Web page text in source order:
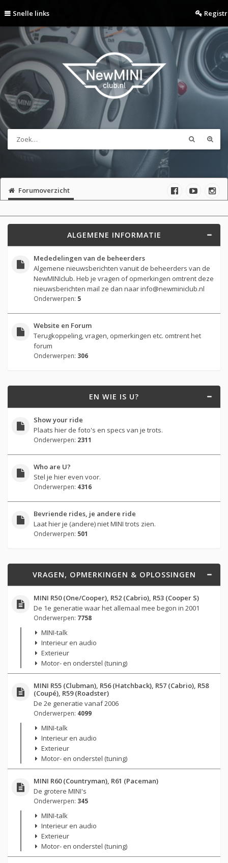
Snelle links
Forumoverzicht
ALGEMENE INFORMATIE
Mededelingen van de beheerders
Algemene nieuwsberichten vanuit de beheerders van de
NewMINIclub. Heb je vragen of opmerkingen omtrent deze
nieuwsberichten mail ze dan naarinfo@newminiclub.nl
Onderwerpen: 5
Website en Forum
Terugkoppeling, vragen, opmerkingen etc. omtrent het
forum
Onderwerpen: 306
EN WIE IS U?
Show your ride
Plaats hier de foto's en specs van je trots.
Onderwerpen: 2311
Who are U?
Stel je hier even voor.
Onderwerpen: 4316
Bevriende rides, je andere ride
Laat hier je (andere) niet MINI trots zien.
Onderwerpen: 501
VRAGEN, OPMERKINGEN & OPLOSSINGEN
MINI R50 (One/Cooper), R52 (Cabrio), R53 (Cooper S)
De 1e generatie waar het allemaal mee begon in 2001
Onderwerpen: 7758
MINI-talk
Interieur en audio
Exterieur
Motor- en onderstel (tuning)
MINI R55 (Clubman), R56 (Hatchback), R57 (Cabrio), R58
(Coupé), R59 (Roadster)
De 2e generatie vanaf 2006
Onderwerpen: 4099
MINI-talk
Interieur en audio
Exterieur
Motor- en onderstel (tuning)
MINI R60 (Countryman), R61 (Paceman)
De grotere MINI's
Onderwerpen: 345
MINI-talk
Interieur en audio
Exterieur
Motor- en onderstel (tuning)